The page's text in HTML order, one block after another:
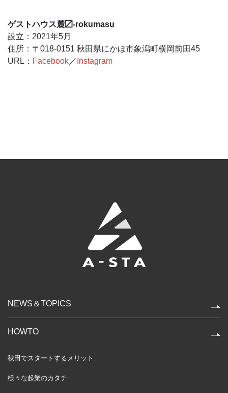
ゲストハウス麓〼-rokumasu
設立：2021年5月
住所：〒018-0151 秋田県にかほ市象潟町横岡前田45
URL： Facebook ／ Instagram
NEWS＆TOPICS
HOWTO
秋田でスタートするメリット
様々な起業のカタチ